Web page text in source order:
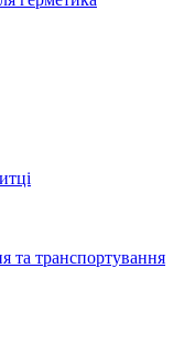
та транспортування